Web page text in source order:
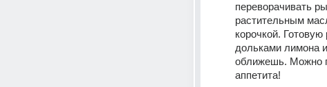
переворачивать
растительным
корочкой.
дольками лимона
оближешь. Можно
аппетита!